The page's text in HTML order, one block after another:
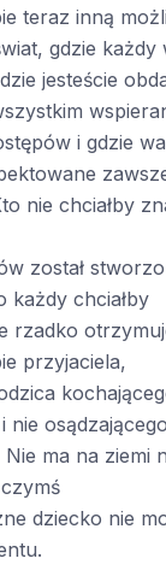
teraz inną
gdzie każdy
jesteście
i gdzie
nie chciałby
został
każdy chciałby
rzadko
przyjaciela,
nie
ma na ziemi
dziecko nie